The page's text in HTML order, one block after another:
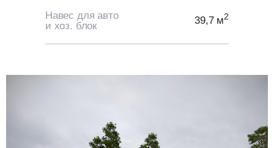
Навес для авто
и хоз. блок
39,7 м2